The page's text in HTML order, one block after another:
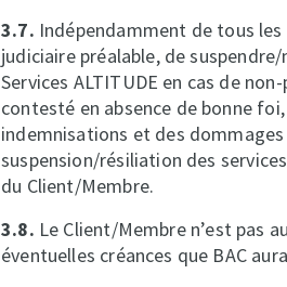
3.7. Indépendamment de tous
judiciaire préalable, de
Services ALTITUDE en cas de
contesté en absence de bonne
indemnisations et des
suspension/résiliation des
du Client/Membre.
3.8. Le Client/Membre n’est pas
éventuelles créances que BAC